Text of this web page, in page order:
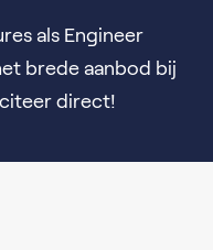
als Engineer
brede aanbod bij
direct!